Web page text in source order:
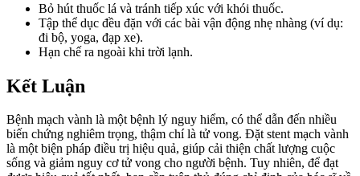
Bỏ hút thuốc lá và tránh tiếp xúc với khói thuốc.
Tập thể dục đều đặn với các bài vận động nhẹ nhàng (ví dụ:
đi bộ, yoga, đạp xe).
Hạn chế ra ngoài khi trời lạnh.
Kết Luận
Bệnh mạch vành là một bệnh lý nguy hiểm, có thể dẫn đến nhiều
biến chứng nghiêm trọng, thậm chí là tử vong. Đặt stent mạch vành
là một biện pháp điều trị hiệu quả, giúp cải thiện chất lượng cuộc
sống và giảm nguy cơ tử vong cho người bệnh. Tuy nhiên, để đạt